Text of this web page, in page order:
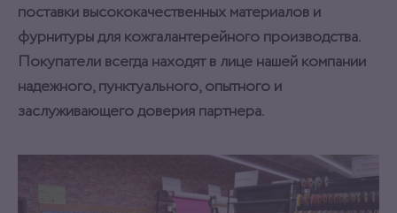
поставки высококачественных материалов и
фурнитуры для кожгалантерейного производства.
Покупатели всегда находят в лице нашей компании
надежного, пунктуального, опытного и
заслуживающего доверия партнера.